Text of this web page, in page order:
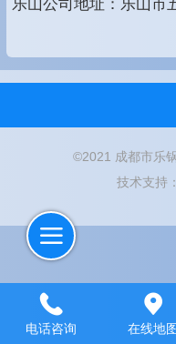
乐山公司地址：乐山市
©2021 成都市乐
技术支持：
电话咨询 在线地图